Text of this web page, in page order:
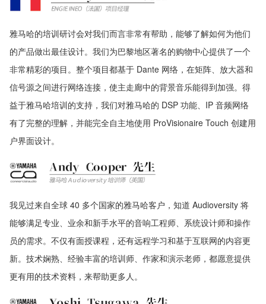
雅马哈的培训研讨会对我们而言非常有帮助，能够了解如何为他们
的产品做出最佳设计。我们为巴黎地区著名的购物中心提供了一个
非常精彩的项目。整个项目都基于 Dante 网络，在矩阵、放大器和
信号源之间进行网络连接，使主走廊中的背景音乐能得到加强。得
益于雅马哈培训的支持，我们对雅马哈的 DSP 功能、IP 音频网络
有了完整的理解，并能完全自主地使用 ProVisionaire Touch 创建用
户界面设计。
我见过来自全球 40 多个国家的雅马哈客户，知道 Audioversity 将
能够满足专业、业余和新手水平的音响工程师、系统设计师和操作
员的需求。不仅有面授课程，还有远程学习和基于互联网的内容更
新。技术娴熟、经验丰富的培训师、作家和演示老师，都愿意提供
更有用的技术资料，来帮助更多人。